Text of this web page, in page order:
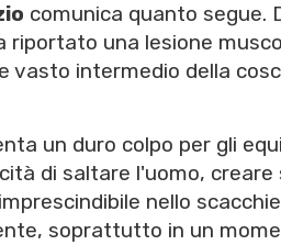
comunica quanto segue.
riportato una lesione
vasto intermedio della
un duro colpo per gli
di saltare l'uomo,
nello
soprattutto in un